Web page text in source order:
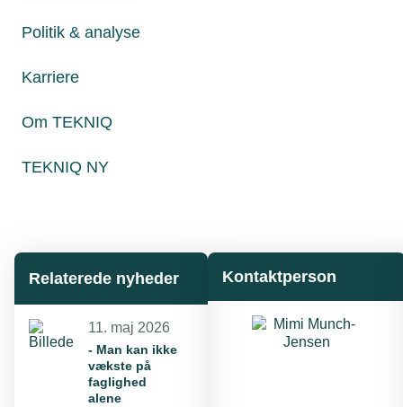
Politik & analyse
Karriere
Om TEKNIQ
TEKNIQ NY
Læs mere om samme emne:
Relaterede nyheder
11. maj 2026
- Man kan ikke
vækste på
faglighed
alene
Kontaktperson